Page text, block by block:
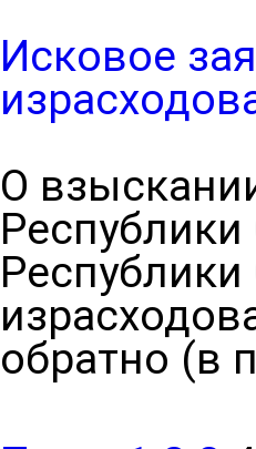
Исковое
О
Республики
обратно (в